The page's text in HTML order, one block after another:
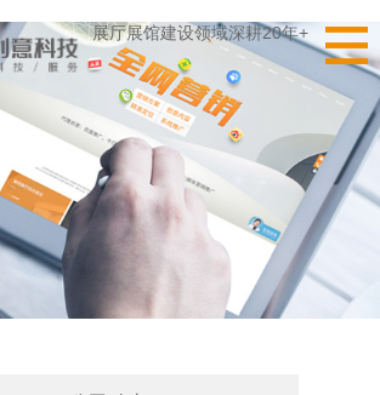
展厅展馆建设领域深耕20年+